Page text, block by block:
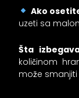
Ako
uzeti sa
Šta
količinom
može